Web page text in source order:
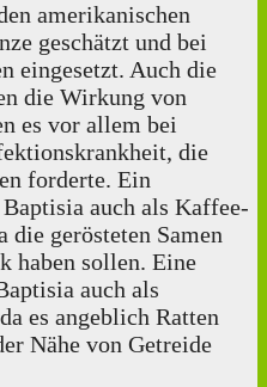
amerikanischen
geschätzt und bei
eingesetzt. Auch die
die Wirkung von
es vor allem bei
die
forderte. Ein
auch als Kaffee-
die gerösteten Samen
haben sollen. Eine
auch als
es angeblich Ratten
Nähe von Getreide